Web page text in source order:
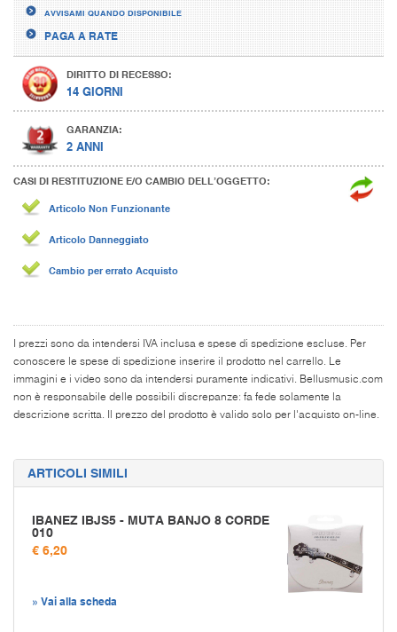
AVVISAMI QUANDO DISPONIBILE
PAGA A RATE
DIRITTO DI RECESSO:
14 GIORNI
GARANZIA:
2 ANNI
CASI DI RESTITUZIONE E/O CAMBIO DELL’OGGETTO:
Articolo Non Funzionante
Articolo Danneggiato
Cambio per errato Acquisto
I prezzi sono da intendersi IVA inclusa e spese di spedizione escluse. Per
conoscere le spese di spedizione inserire il prodotto nel carrello. Le
immagini e i video sono da intendersi puramente indicativi. Bellusmusic.com
non è responsabile delle possibili discrepanze: fa fede solamente la
descrizione scritta. Il prezzo del prodotto è valido solo per l'acquisto on-line.
ARTICOLI SIMILI
IBANEZ IBJS5 - MUTA BANJO 8 CORDE
010
€ 6,20
» Vai alla scheda